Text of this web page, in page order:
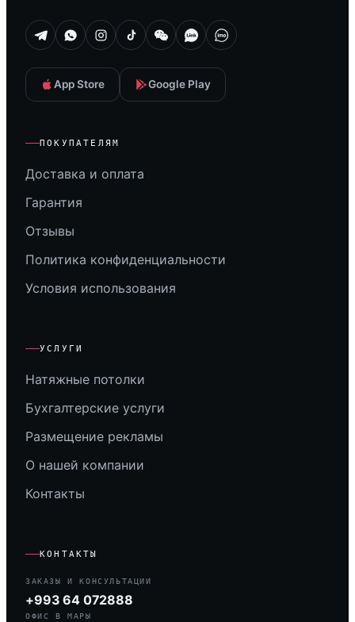
App Store Google Play
ПОКУПАТЕЛЯМ
Доставка и оплата
Гарантия
Отзывы
Политика конфиденциальности
Условия использования
УСЛУГИ
Натяжные потолки
Бухгалтерские услуги
Размещение рекламы
О нашей компании
Контакты
КОНТАКТЫ
ЗАКАЗЫ И КОНСУЛЬТАЦИИ
+993 64 072888
ОФИС В МАРЫ